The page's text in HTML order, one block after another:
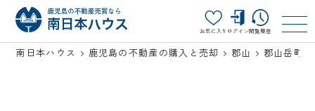
お気に入り ログイン閲覧履歴
南日本ハウス 鹿児島の不動産の購入と売却 郡山 郡山岳町